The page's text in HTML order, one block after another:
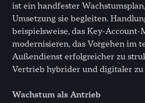
ist ein handfester
Umsetzung sie begleiten.
beispielsweise, das Key-Account-
modernisieren, das Vorgehen im
Außendienst erfolgreicher zu
Vertrieb hybrider und digitaler zu
Wachstum als Antrieb